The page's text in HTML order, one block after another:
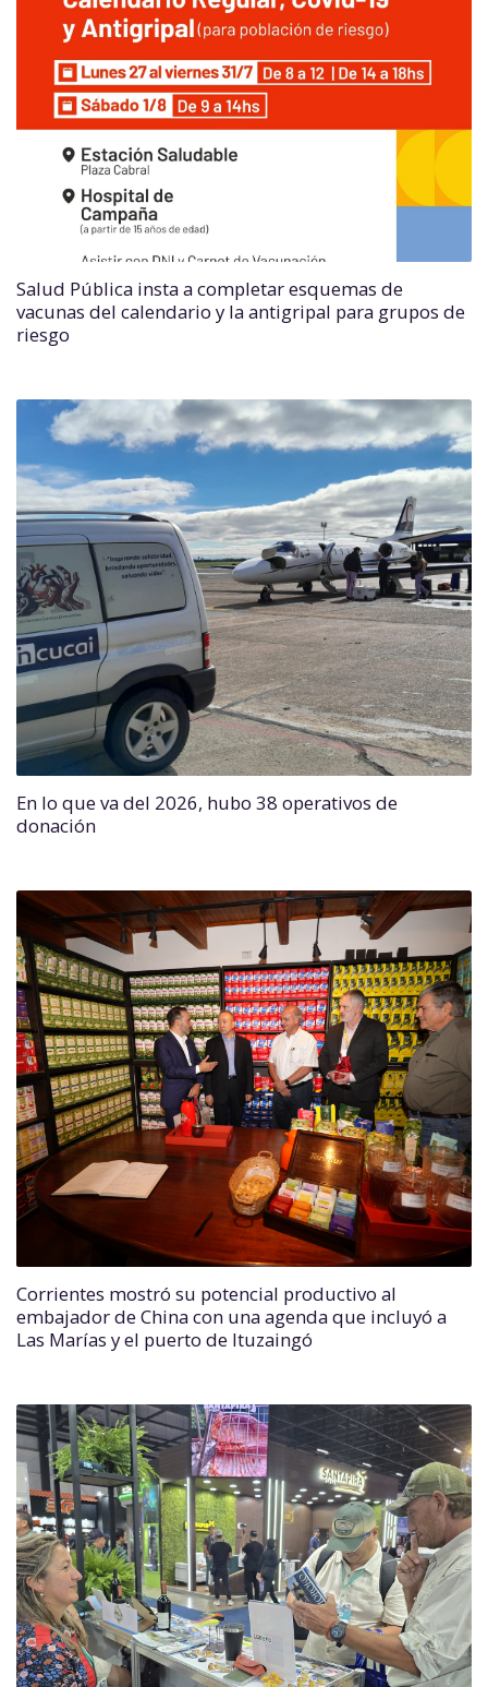
Salud Pública insta a completar esquemas de
vacunas del calendario y la antigripal para grupos de
riesgo
En lo que va del 2026, hubo 38 operativos de
donación
Corrientes mostró su potencial productivo al
embajador de China con una agenda que incluyó a
Las Marías y el puerto de Ituzaingó